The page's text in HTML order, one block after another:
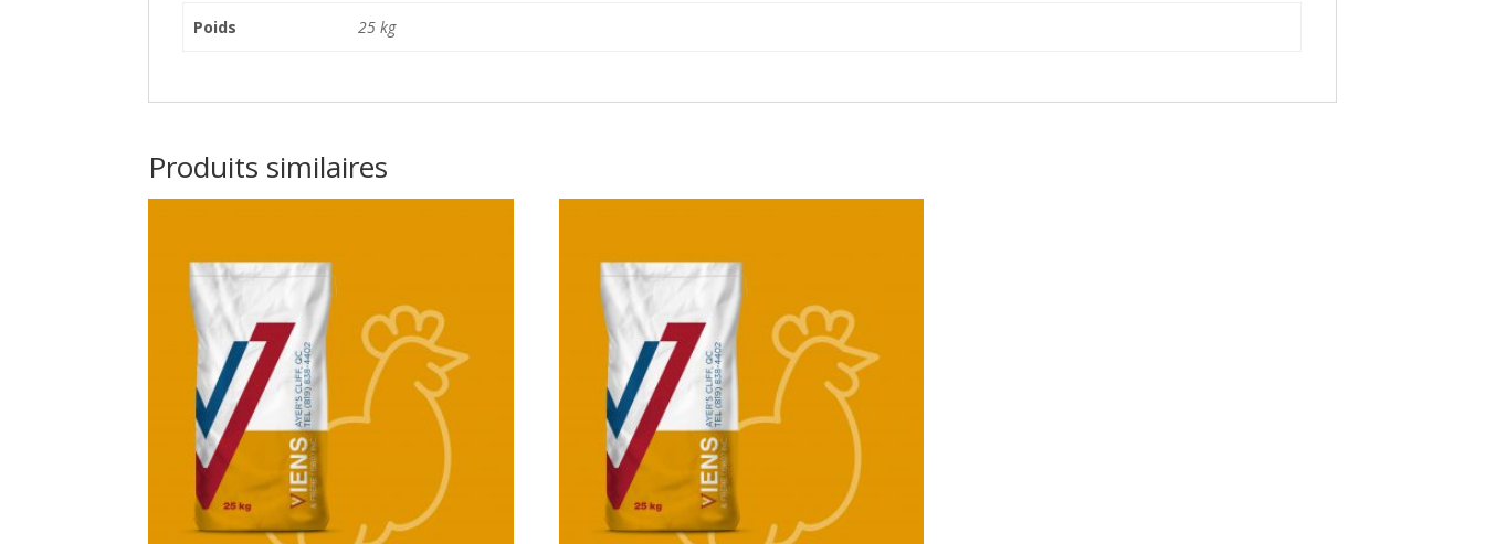
Poids 25 kg
Produits similaires